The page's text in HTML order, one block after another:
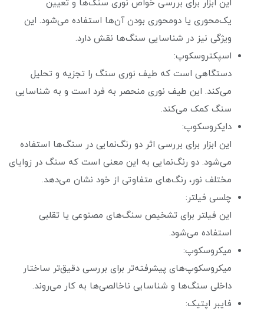
این ابزار برای بررسی خواص نوری سنگ‌ها و تعیین
یک‌محوری یا دو‌محوری بودن آن‌ها استفاده می‌شود. این
ویژگی نیز در شناسایی سنگ‌ها نقش دارد.
اسپکتروسکوپ:
دستگاهی است که طیف نوری سنگ را تجزیه و تحلیل
می‌کند. این طیف نوری منحصر به فرد است و به شناسایی
سنگ کمک می‌کند.
دایکروسکوپ:
این ابزار برای بررسی اثر دو رنگ‌نمایی در سنگ‌ها استفاده
می‌شود. دو رنگ‌نمایی به این معنی است که سنگ در زوایای
مختلف نور، رنگ‌های متفاوتی از خود نشان می‌دهد.
چلسی فیلتر:
این فیلتر برای تشخیص سنگ‌های مصنوعی یا تقلبی
استفاده می‌شود.
میکروسکوپ:
میکروسکوپ‌های پیشرفته‌تر برای بررسی دقیق‌تر ساختار
داخلی سنگ‌ها و شناسایی ناخالصی‌ها به کار می‌روند.
فایبر اپتیک: